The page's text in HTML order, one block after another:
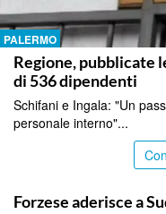
PALERMO
Regione, pubblicate
di 536 dipendenti
Schifani e Ingala: "Un
personale interno"...
Forzese aderisce a